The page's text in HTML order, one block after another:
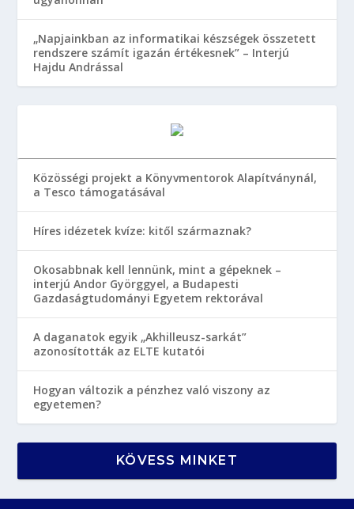
„Napjainkban az informatikai készségek összetett
rendszere számít igazán értékesnek” – Interjú
Hajdu Andrással
Közösségi projekt a Könyvmentorok Alapítványnál,
a Tesco támogatásával
Híres idézetek kvíze: kitől származnak?
Okosabbnak kell lennünk, mint a gépeknek –
interjú Andor Györggyel, a Budapesti
Gazdaságtudományi Egyetem rektorával
A daganatok egyik „Akhilleusz-sarkát”
azonosították az ELTE kutatói
Hogyan változik a pénzhez való viszony az
egyetemen?
KÖVESS MINKET